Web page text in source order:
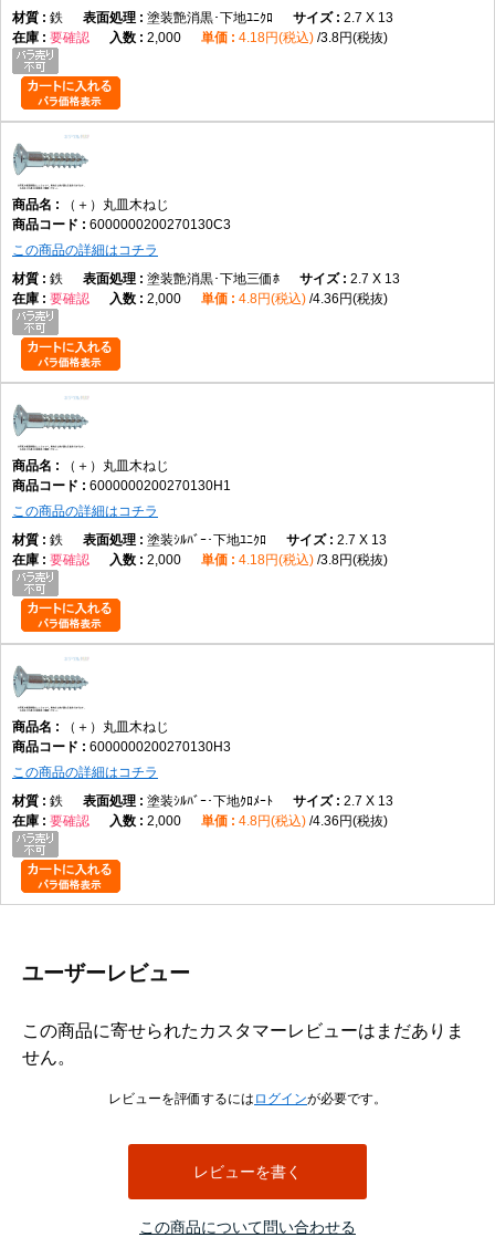
この商品について問い合わせる
鉄
塗装艶消黒･下地ﾕﾆｸﾛ
2.7 X 13
要確認
2,000 4.18円(税込) 3.8円(税抜)
（＋）丸皿木ねじ
6000000200270130C3
この商品の詳細はコチラ
鉄
塗装艶消黒･下地三価ﾎ
2.7 X 13
要確認
2,000 4.8円(税込) 4.36円(税抜)
（＋）丸皿木ねじ
6000000200270130H1
この商品の詳細はコチラ
鉄
塗装ｼﾙﾊﾞｰ･下地ﾕﾆｸﾛ
2.7 X 13
要確認
2,000 4.18円(税込) 3.8円(税抜)
（＋）丸皿木ねじ
6000000200270130H3
この商品の詳細はコチラ
鉄
塗装ｼﾙﾊﾞｰ･下地ｸﾛﾒｰﾄ
2.7 X 13
要確認
2,000 4.8円(税込) 4.36円(税抜)
ユーザーレビュー
この商品に寄せられたカスタマーレビューはまだありま
せん。
レビューを評価するには ログインが必要です。
レビューを書く